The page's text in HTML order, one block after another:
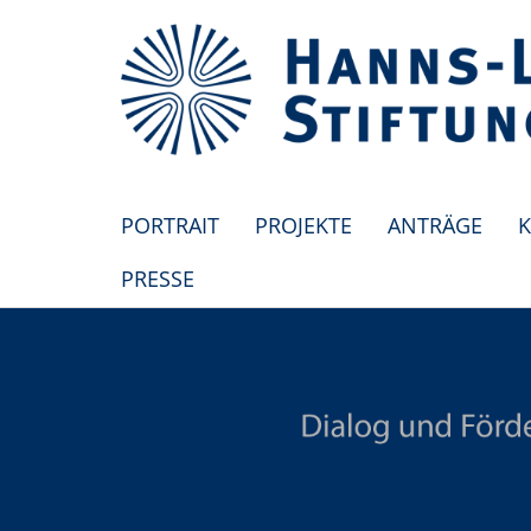
PORTRAIT PROJEKTE ANTRÄGE
PRESSE